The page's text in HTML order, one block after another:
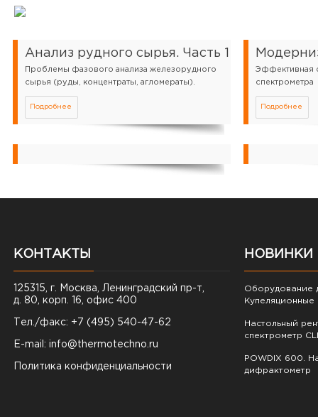
Анализ рудного сырья. Часть 1
Проблемы фазового анализа железорудного
сырья (руды, концентраты, агломераты).
Подробнее
Эффективная
спектрометра
Подробнее
КОНТАКТЫ
125315, г. Москва, Ленинградский пр-т,
д. 80, корп. 16, офис 400
Тел./факс: +7 (495) 540-47-62
E-mail: info@thermotechno.ru
Политика конфиденциальности
НОВИНКИ
Оборудование
Купеляционные
Настольный
спектрометр
POWDIX 600.
дифрактометр